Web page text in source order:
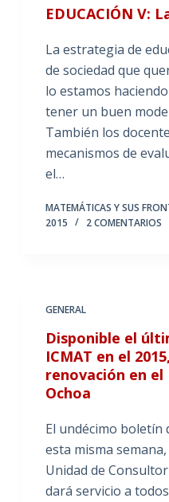
EDUCACIÓN V:
La estrategia de
de sociedad que
lo estamos
tener un buen
También los
mecanismos de
el…
MATEMÁTICAS Y SUS
2015
2 COMENTARIOS
GENERAL
Disponible el
ICMAT en el
renovación en
Ochoa
El undécimo boletín
esta misma
Unidad de
dará servicio a